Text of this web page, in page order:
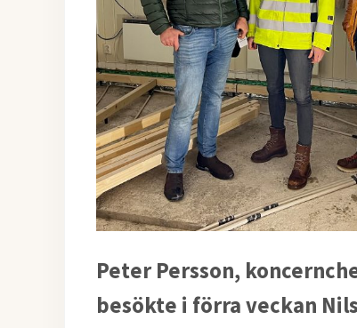
Peter Persson,
besökte i förra veckan